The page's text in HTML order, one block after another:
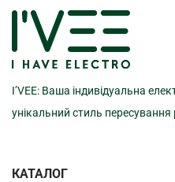
I’VEE: Ваша індивідуальна
унікальний стиль
КАТАЛОГ